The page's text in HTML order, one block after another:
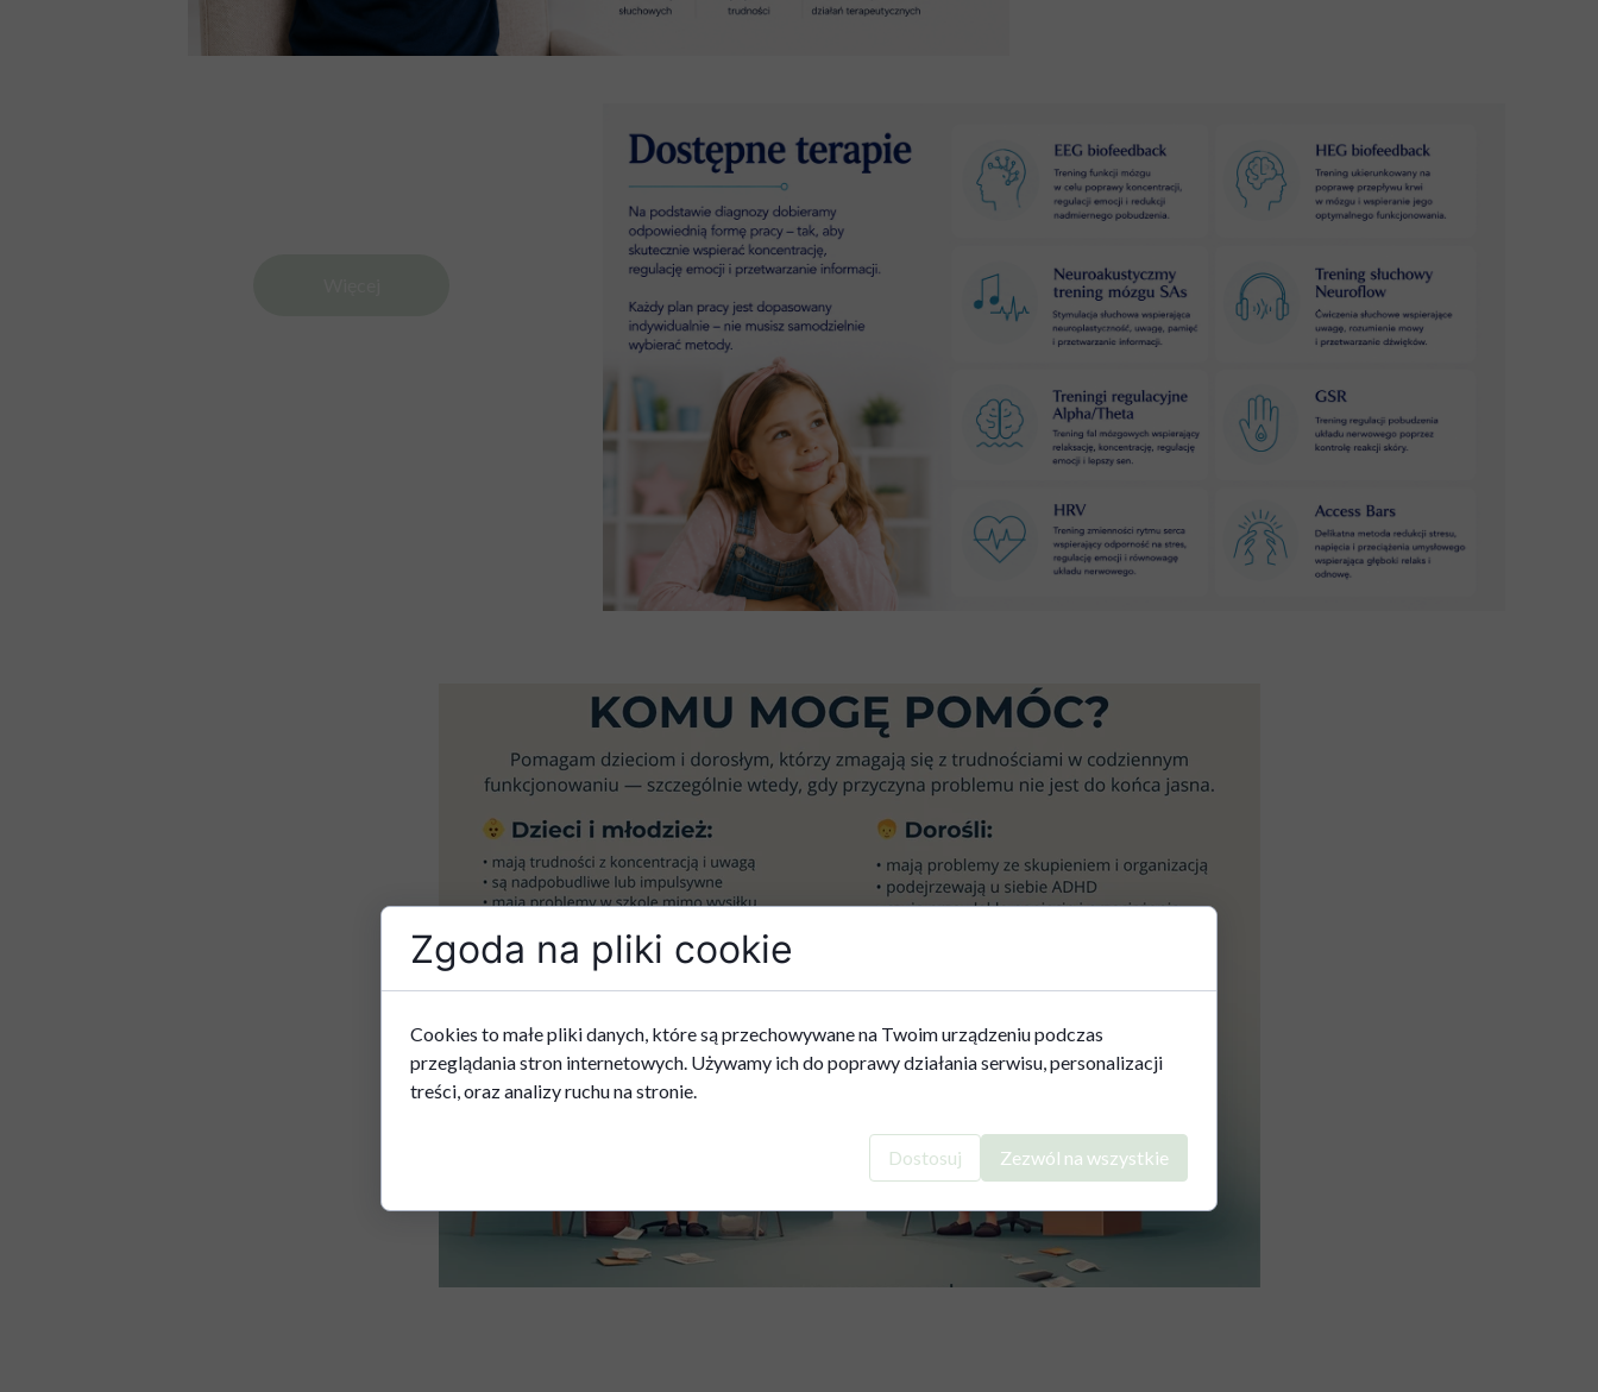
Zgoda na pliki cookie
Cookies to małe pliki danych, które są przechowywane na Twoim urządzeniu podczas
przeglądania stron internetowych. Używamy ich do poprawy działania serwisu, personalizacji
treści, oraz analizy ruchu na stronie.
Dostosuj Zezwól na wszystkie